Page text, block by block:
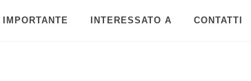
IMPORTANTE INTERESSATO A CONTATTI